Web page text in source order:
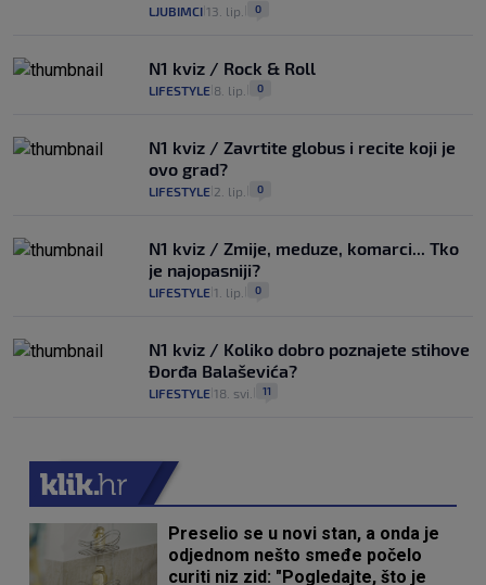
LJUBIMCI 13. lip. 0
N1 kviz / Rock & Roll
LIFESTYLE 8. lip. 0
N1 kviz / Zavrtite globus i recite koji je
ovo grad?
LIFESTYLE 2. lip. 0
N1 kviz / Zmije, meduze, komarci... Tko
je najopasniji?
LIFESTYLE 1. lip. 0
N1 kviz / Koliko dobro poznajete stihove
Đorđa Balaševića?
LIFESTYLE 18. svi. 11
Preselio se u novi stan, a onda je
odjednom nešto smeđe počelo
curiti niz zid: "Pogledajte, što je